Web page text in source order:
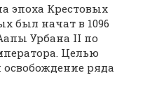
эпоха Крестовых
был начат в 1096
Урбана II по
Целью
ряда